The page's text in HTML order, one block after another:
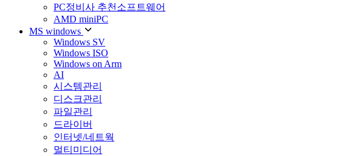
PC정비사 추천소프트웨어
AMD miniPC
MS windows
Windows SV
Windows ISO
Windows on Arm
AI
시스템관리
디스크관리
파일관리
드라이버
인터넷/네트웍
멀티미디어